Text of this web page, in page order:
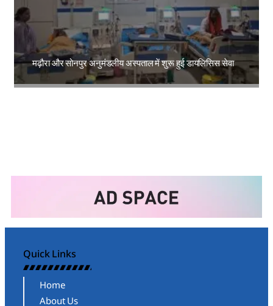
मढ़ौरा और सोनपुर अनुमंडलीय अस्पताल में शुरू हुई डायलिसिस सेवा
Amit Lekh
Quick Links
Home
About Us